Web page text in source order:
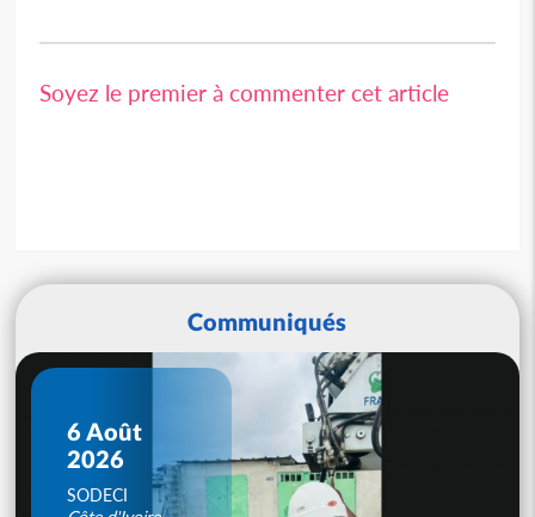
Soyez le premier à commenter cet article
Communiqués
6 Août
2026
SODECI